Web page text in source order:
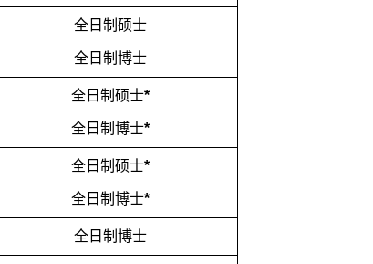
全日制硕士
全日制博士
全日制硕士*
全日制博士*
全日制硕士*
全日制博士*
全日制博士